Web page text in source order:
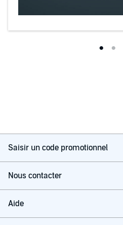
Saisir un code promotionnel
Nous contacter
Aide